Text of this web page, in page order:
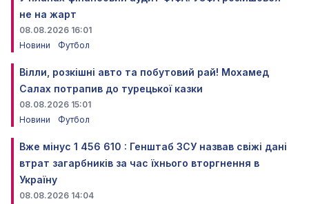
не на жарт
08.08.2026 16:01
Новини
Футбол
Вілли, розкішні авто та побутовий рай! Мохамед
Салах потрапив до турецької казки
08.08.2026 15:01
Новини
Футбол
Вже мінус 1 456 610 : Генштаб ЗСУ назвав свіжі дані
втрат загарбників за час їхнього вторгнення в
Україну
08.08.2026 14:04